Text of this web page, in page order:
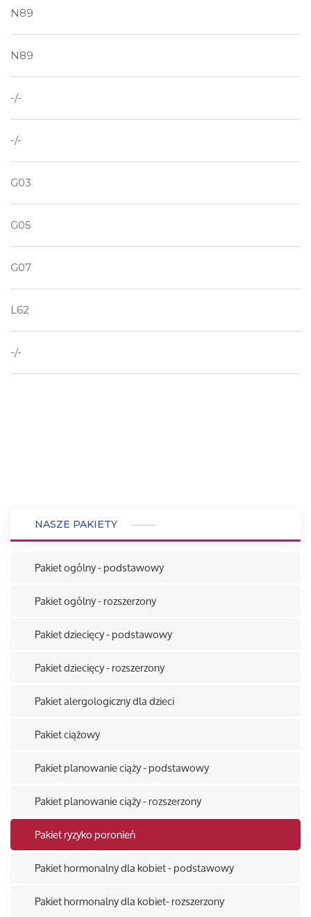
N89
N89
-/-
-/-
G03
G05
G07
L62
-/-
NASZE PAKIETY
Pakiet ogólny - podstawowy
Pakiet ogólny - rozszerzony
Pakiet dziecięcy - podstawowy
Pakiet dziecięcy - rozszerzony
Pakiet alergologiczny dla dzieci
Pakiet ciążowy
Pakiet planowanie ciąży - podstawowy
Pakiet planowanie ciąży - rozszerzony
Pakiet ryzyko poronień
Pakiet hormonalny dla kobiet - podstawowy
Pakiet hormonalny dla kobiet- rozszerzony